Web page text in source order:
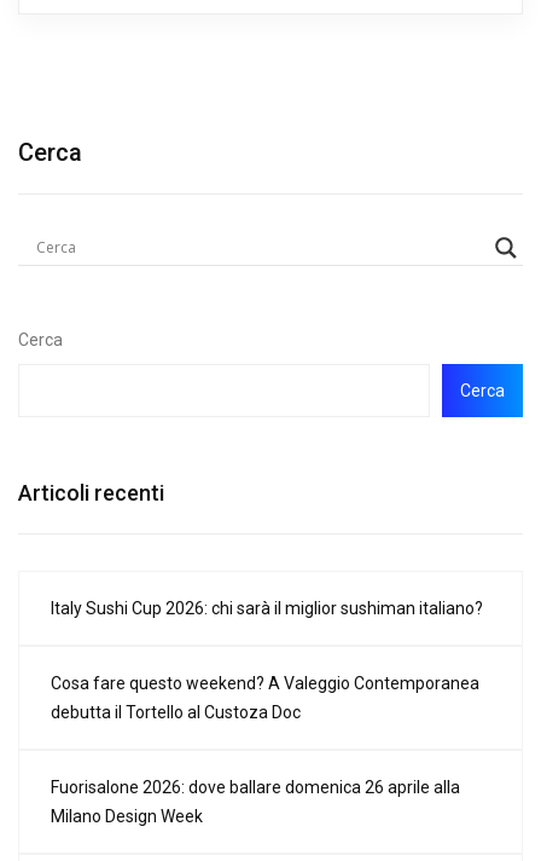
Cerca
Cerca
Cerca
Articoli recenti
Italy Sushi Cup 2026: chi sarà il miglior sushiman italiano?
Cosa fare questo weekend? A Valeggio Contemporanea
debutta il Tortello al Custoza Doc
Fuorisalone 2026: dove ballare domenica 26 aprile alla
Milano Design Week